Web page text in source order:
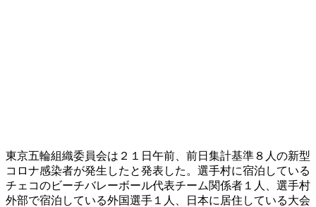
東京五輪組織委員会は２１日午前、前日集計基準８人の新型
コロナ感染者が発生したと発表した。選手村に宿泊している
チェコのビーチバレーボール代表チーム関係者１人、選手村
外部で宿泊している外国選手１人、日本に居住している大会